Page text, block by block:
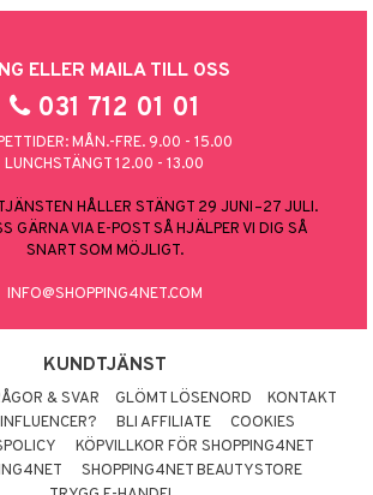
ELLER MAILA TILL OSS
031 712 01 01
MÅN.-FRE. 9.00 - 15.00
LUNCHSTÄNGT 12.00 - 13.00
HÅLLER STÄNGT 29 JUNI–27 JULI.
GÄRNA VIA E-POST SÅ HJÄLPER VI DIG SÅ
SNART SOM MÖJLIGT.
INFO@SHOPPING4NET.COM
KUNDTJÄNST
& SVAR GLÖMT LÖSENORD
KONTAKT
BLI AFFILIATE
COOKIES
KÖPVILLKOR FÖR SHOPPING4NET
SHOPPING4NET BEAUTYSTORE